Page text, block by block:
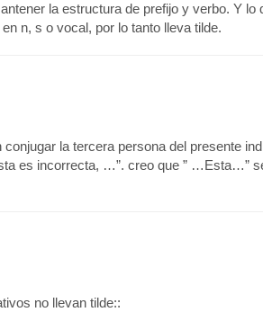
la estructura de prefijo y verbo. Y lo
n, s o vocal, por lo tanto lleva tilde.
la tercera persona del presente
es incorrecta, …”. creo que ” …Esta…”
no llevan tilde::